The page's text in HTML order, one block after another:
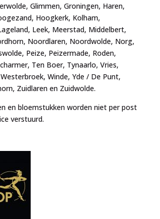
Glimmen, Groningen, Haren,
Hoogkerk, Kolham,
Leek, Meerstad, Middelbert,
Noordlaren, Noordwolde, Norg,
Peize, Peizermade, Roden,
Ten Boer, Tynaarlo, Vries,
Winde, Yde / De Punt,
Zuidlaren en Zuidwolde.
en bloemstukken worden niet per post
verstuurd.